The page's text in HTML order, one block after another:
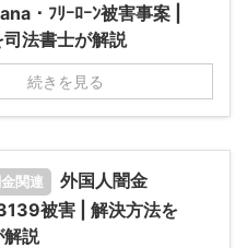
・ﾌﾘｰﾛｰﾝ被害事案 |
法書士が解説
続きを見る
関連
外国人闇金
被害 | 解決方法を
解説